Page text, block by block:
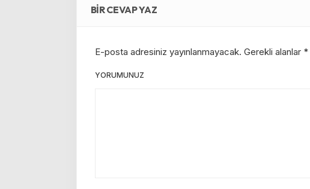
BIR CEVAP YAZ
E-posta adresiniz yayınlanmayacak. Gerekli alanlar *
YORUMUNUZ